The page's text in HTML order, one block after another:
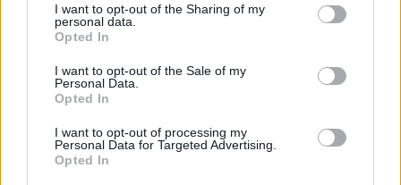
not limited to your visit or usage behaviour. You may click to
grant or deny consent to Google and its third-party tags to
use your data for below specified purposes in below Google
consent section.
I want to opt-out of the Sharing of my
personal data.
Opted In
I want to opt-out of the Sale of my
Personal Data.
Opted In
I want to opt-out of processing my
Personal Data for Targeted Advertising.
Opted In